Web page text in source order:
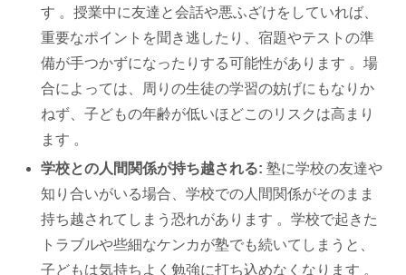
す 。授業中に友達と会話や悪ふざけをしていれば、
重要なポイントを聞き逃したり、宿題やテストの準
備が手つかずになったりする可能性があります 。場
合によっては、周りの生徒の学習の妨げにもなりか
ねず、子どもの年齢が低いほどこのリスクは高まり
ます 。
学校との人間関係が持ち越される: 塾に学校の友達や
知り合いがいる場合、学校での人間関係がそのまま
持ち越されてしまう恐れがあります 。学校で起きた
トラブルや些細なケンカが塾でも続いてしまうと、
子どもは気持ちよく勉強に打ち込めなくなります 。